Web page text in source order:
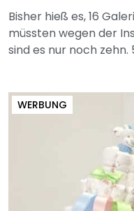
Bisher hieß es, 16
müssten wegen der
sind es nur noch zehn.
WERBUNG